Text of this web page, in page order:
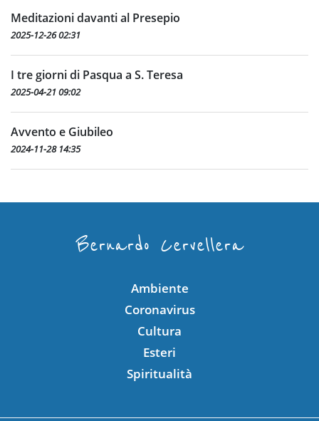
Meditazioni davanti al Presepio
2025-12-26 02:31
I tre giorni di Pasqua a S. Teresa
2025-04-21 09:02
Avvento e Giubileo
2024-11-28 14:35
Bernardo Cervellera
Ambiente
Coronavirus
Cultura
Esteri
Spiritualità